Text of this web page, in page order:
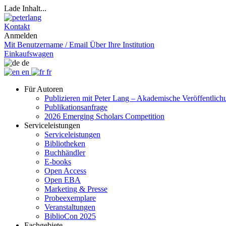
Lade Inhalt...
Kontakt
Anmelden
Mit Benutzername / Email Über Ihre Institution
Einkaufswagen
de
en
fr
Für Autoren
Publizieren mit Peter Lang – Akademische
Publikationsanfrage
2026 Emerging Scholars Competition
Serviceleistungen
Serviceleistungen
Bibliotheken
Buchhändler
E-books
Open Access
Open EBA
Marketing & Presse
Probeexemplare
Veranstaltungen
BiblioCon 2025